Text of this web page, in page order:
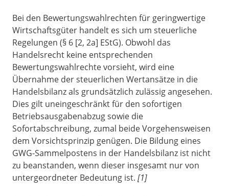
Bei den Bewertungswahlrechten für geringwertige
Wirtschaftsgüter handelt es sich um steuerliche
Regelungen (§ 6 [2, 2a] EStG). Obwohl das
Handelsrecht keine entsprechenden
Bewertungswahlrechte vorsieht, wird eine
Übernahme der steuerlichen Wertansätze in die
Handelsbilanz als grundsätzlich zulässig angesehen.
Dies gilt uneingeschränkt für den sofortigen
Betriebsausgabenabzug sowie die
Sofortabschreibung, zumal beide Vorgehensweisen
dem Vorsichtsprinzip genügen. Die Bildung eines
GWG-Sammelpostens in der Handelsbilanz ist nicht
zu beanstanden, wenn dieser insgesamt nur von
untergeordneter Bedeutung ist. [1]